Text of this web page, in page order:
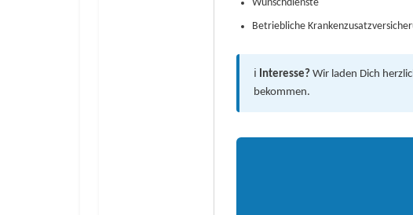
Wunschdienste
Betriebliche
ℹ️ Interesse? Wir laden Dich
bekommen.